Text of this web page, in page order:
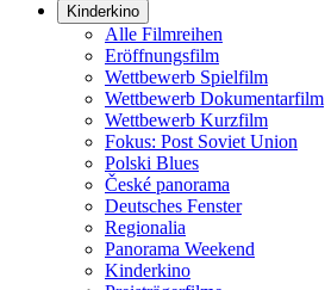
Kinderkino
Alle Filmreihen
Eröffnungsfilm
Wettbewerb Spielfilm
Wettbewerb Dokumentarfilm
Wettbewerb Kurzfilm
Fokus: Post Soviet Union
Polski Blues
České panorama
Deutsches Fenster
Regionalia
Panorama Weekend
Kinderkino